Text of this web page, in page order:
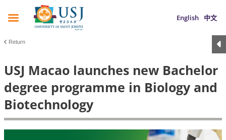
English 中文
Return
USJ Macao launches new Bachelor
degree programme in Biology and
Biotechnology